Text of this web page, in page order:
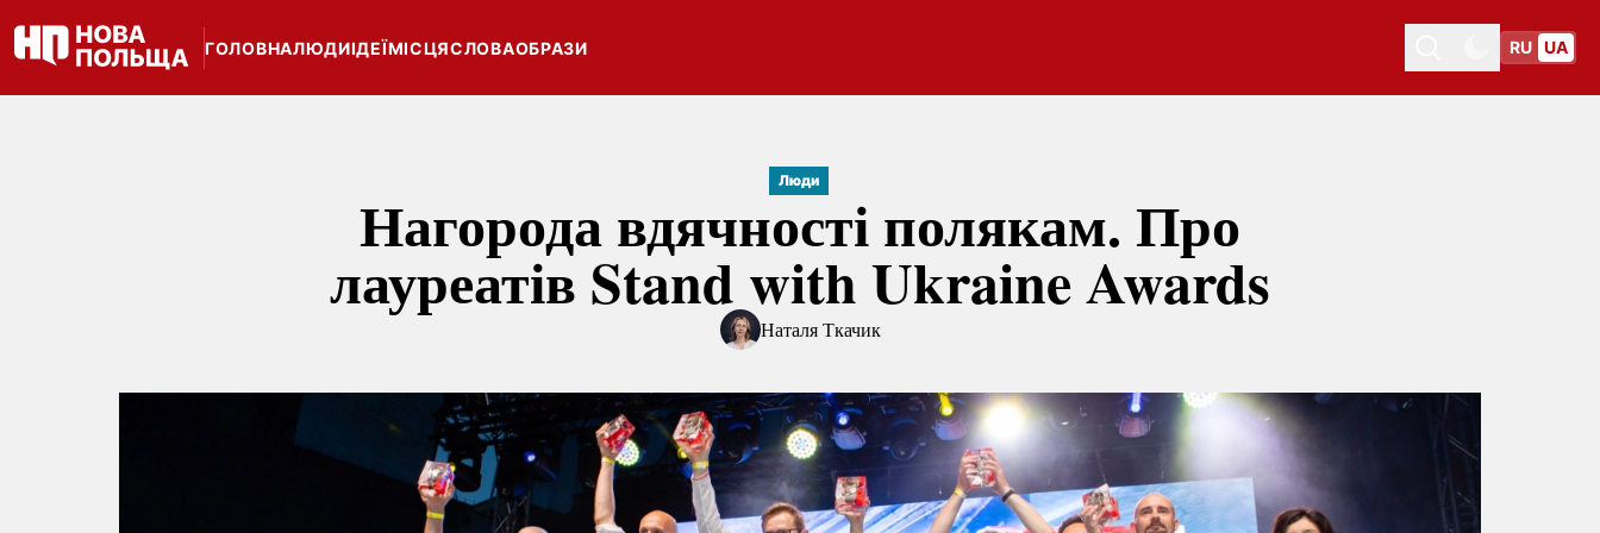
ГОЛОВНАЛЮДИІДЕЇМІСЦЯСЛОВАОБРАЗИ
Toggle themeToggle theme
RU UA
Люди
Нагорода вдячності полякам. Про
лауреатів Stand with Ukraine Awards
Наталя Ткачик